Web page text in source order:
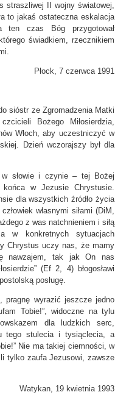
straszliwej II wojny światowej,
to jakaś ostateczna eskalacja
ten czas Bóg przygotował
świadkiem, rzecznikiem
Płock, 7 czerwca 1991
sióstr ze Zgromadzenia Matki
Bożego Miłosierdzia,
Włoch, aby uczestniczyć w
Dzień wczorajszy był dla
w słowie i czynie – tej Bożej
końca w Jezusie Chrystusie.
dla wszystkich źródło życia
własnymi siłami (DiM,
z was natchnieniem i siłą
w konkretnych sytuacjach
Chrystus uczy nas, że mamy
nawzajem, tak jak On nas
(Ef 2, 4) błogosławi
posługę.
pragnę wyrazić jeszcze jedno
Tobie!”, widoczne na tylu
dla ludzkich serc,
tego stulecia i tysiąclecia, a
Nie ma takiej ciemności, w
tylko zaufa Jezusowi, zawsze
Watykan, 19 kwietnia 1993